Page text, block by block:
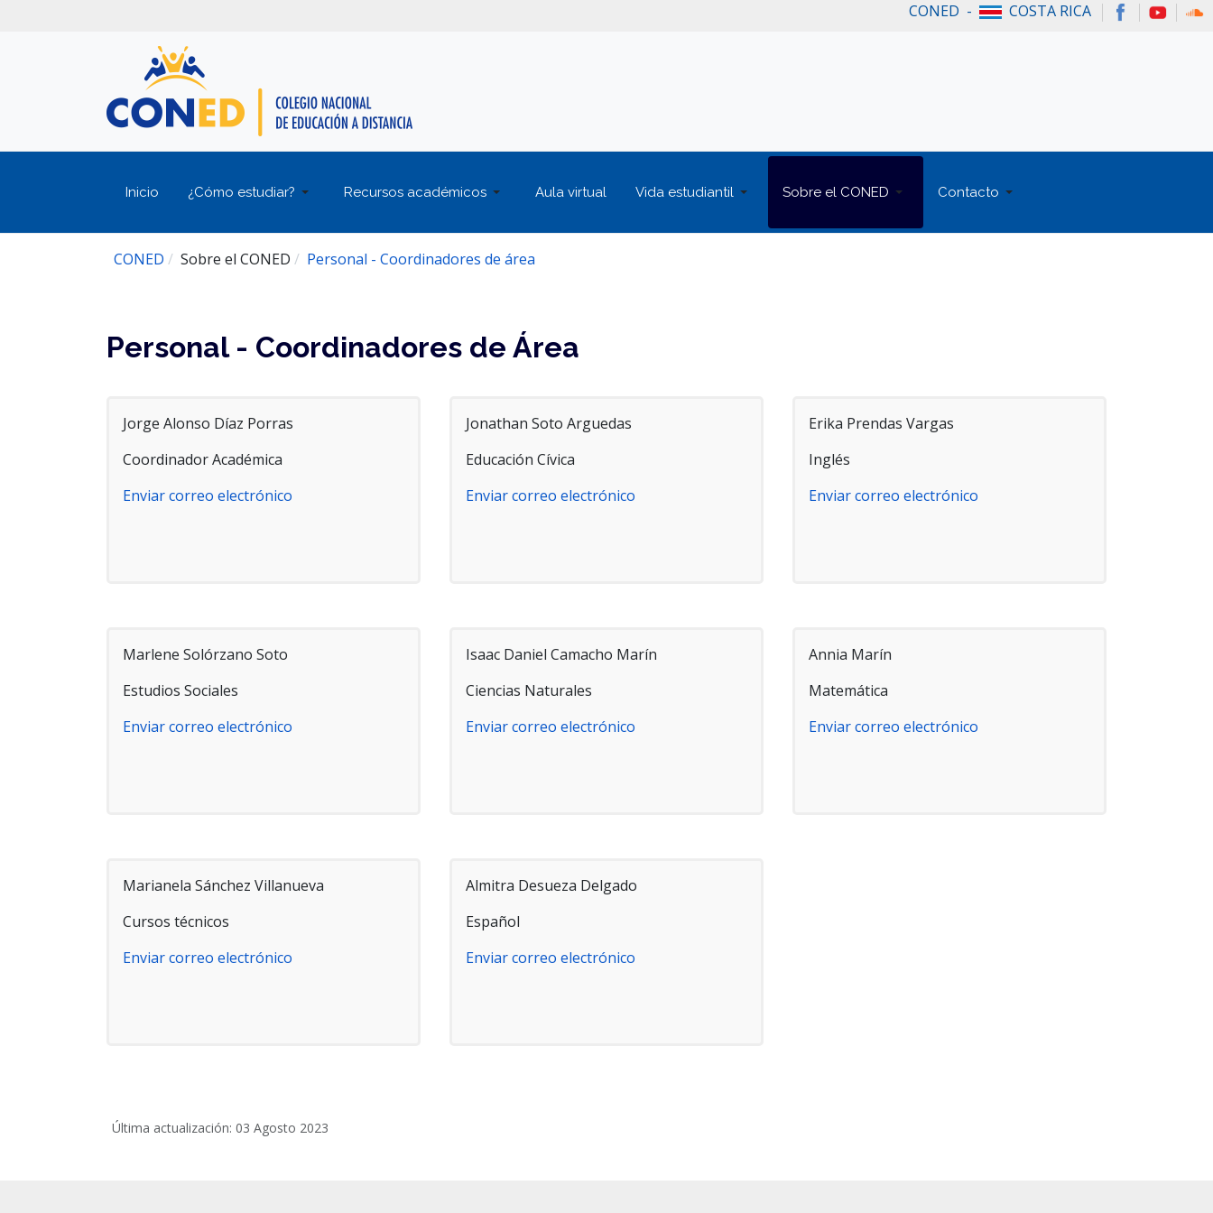
CONED - COSTA RICA
Inicio ¿Cómo estudiar? Recursos académicos Aula virtual Vida estudiantil Sobre el CONED Contacto
CONED Sobre el CONED Personal - Coordinadores de área
Personal - Coordinadores de Área
Jorge Alonso Díaz Porras
Coordinador Académica
Enviar correo electrónico
Jonathan Soto Arguedas
Educación Cívica
Enviar correo electrónico
Erika Prendas Vargas
Inglés
Enviar correo electrónico
Marlene Solórzano Soto
Estudios Sociales
Enviar correo electrónico
Isaac Daniel Camacho Marín
Ciencias Naturales
Enviar correo electrónico
Annia Marín
Matemática
Enviar correo electrónico
Marianela Sánchez Villanueva
Cursos técnicos
Enviar correo electrónico
Almitra Desueza Delgado
Español
Enviar correo electrónico
Última actualización: 03 Agosto 2023